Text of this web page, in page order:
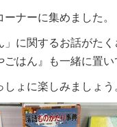
ナーに集めました。
」に関するお話がた
はん』も一緒に置い
ょに楽しみましょう